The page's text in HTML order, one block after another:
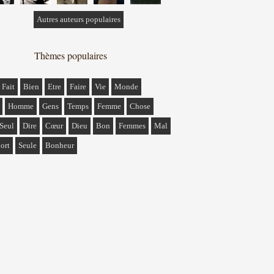
Autres auteurs populaires
Thèmes populaires
Fait Bien Etre Faire Vie Monde
Homme Gens Temps Femme Chose
Seul Dire Cœur Dieu Bon Femmes Mal
Seule Bonheur